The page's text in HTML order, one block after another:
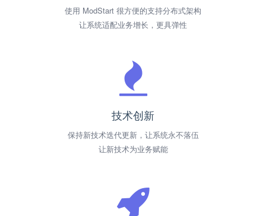
使用 ModStart 很方便的支持分布式架构
让系统适配业务增长，更具弹性
技术创新
保持新技术迭代更新，让系统永不落伍
让新技术为业务赋能